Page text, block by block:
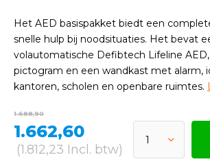
Het AED basispakket biedt een
snelle hulp bij noodsituaties. Het bevat
volautomatische Defibtech Lifeline
pictogram en een wandkast met alarm,
kantoren, scholen en openbare ruimtes.
1.688,90
1.662,60
(1.812,23 Incl. btw)